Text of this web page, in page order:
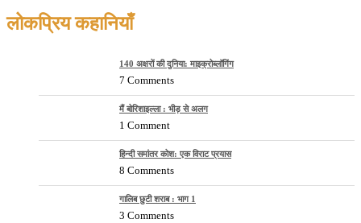
लोकप्रिय कहानियाँ
140 अक्षरों की दुनिया: माइक्रोब्लॉगिंग
7 Comments
मैं बोरिशाइल्ला : भीड़ से अलग
1 Comment
हिन्दी समांतर कोश: एक विराट प्रयास
8 Comments
गालिब छुटी शराब : भाग 1
3 Comments